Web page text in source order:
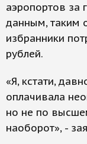
аэропортов за
данным, таким
избранники
рублей.
«Я, кстати,
оплачивала
но не по
наоборот», -